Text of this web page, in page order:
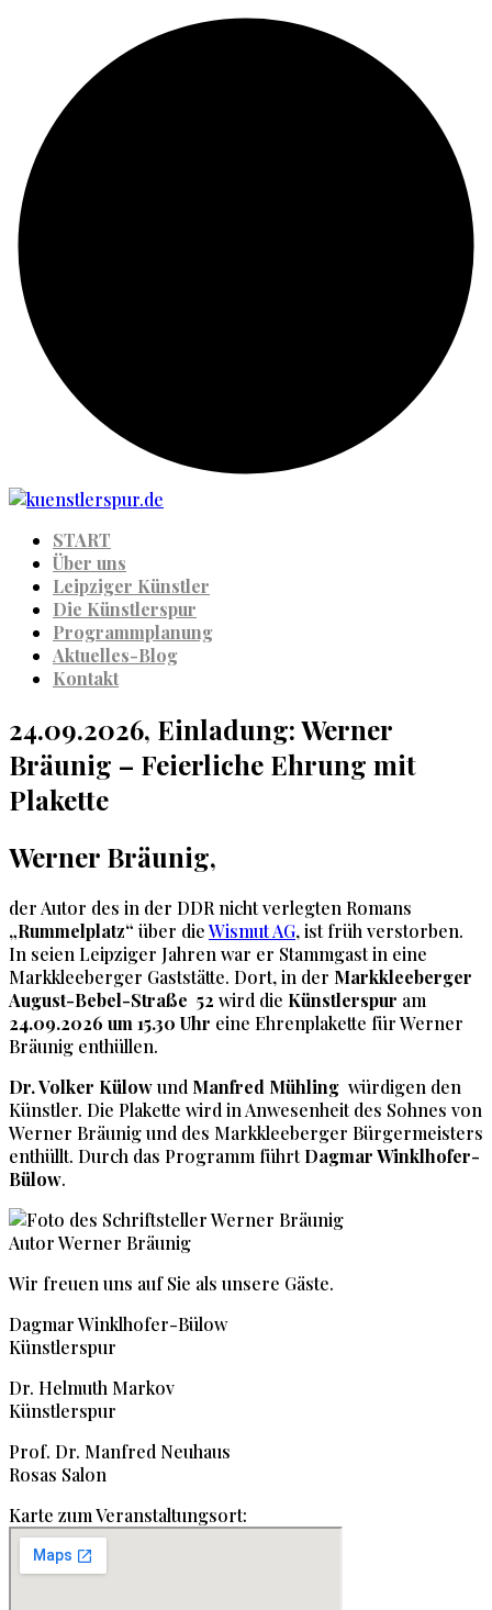
START
Über uns
Leipziger Künstler
Die Künstlerspur
Programmplanung
Aktuelles-Blog
Kontakt
24.09.2026, Einladung: Werner
Bräunig – Feierliche Ehrung mit
Plakette
Werner Bräunig,
der Autor des in der DDR nicht verlegten Romans
„Rummelplatz“ über dieWismut AG, ist früh verstorben.
In seien Leipziger Jahren war er Stammgast in eine
Markkleeberger Gaststätte. Dort, in der Markkleeberger
August-Bebel-Straße 52 wird die Künstlerspur am
24.09.2026 um 15.30 Uhr eine Ehrenplakette für Werner
Bräunig enthüllen.
Dr. Volker Külowund Manfred Mühling würdigen den
Künstler. Die Plakette wird in Anwesenheit des Sohnes von
Werner Bräunig und des Markkleeberger Bürgermeisters
enthüllt. Durch das Programm führtDagmar Winklhofer-
Bülow.
Autor Werner Bräunig
Wir freuen uns auf Sie als unsere Gäste.
Dagmar Winklhofer-Bülow
Künstlerspur
Dr. Helmuth Markov
Künstlerspur
Prof. Dr. Manfred Neuhaus
Rosas Salon
Karte zum Veranstaltungsort: